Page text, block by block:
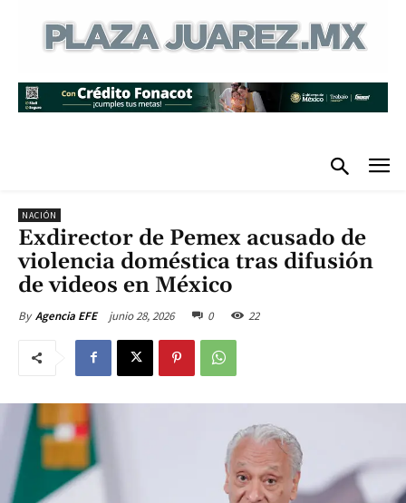
NACIÓN
Exdirector de Pemex acusado de
violencia doméstica tras difusión
de videos en México
By Agencia EFE junio 28, 2026 0 22